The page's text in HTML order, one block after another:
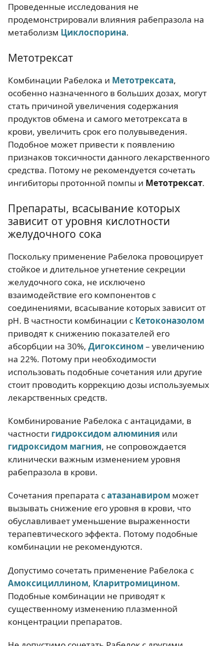
Проведенные исследования не
продемонстрировали влияния рабепразола на
метаболизм Циклоспорина.
Метотрексат
Комбинации Рабелока и Метотрексата,
особенно назначенного в больших дозах, могут
стать причиной увеличения содержания
продуктов обмена и самого метотрексата в
крови, увеличить срок его полувыведения.
Подобное может привести к появлению
признаков токсичности данного лекарственного
средства. Потому не рекомендуется сочетать
ингибиторы протонной помпы и Метотрексат.
Препараты, всасывание которых
зависит от уровня кислотности
желудочного сока
Поскольку применение Рабелока провоцирует
стойкое и длительное угнетение секреции
желудочного сока, не исключено
взаимодействие его компонентов с
соединениями, всасывание которых зависит от
рН. В частности комбинации с Кетоконазолом
приводят к снижению показателей его
абсорбции на 30%, Дигоксином – увеличению
на 22%. Потому при необходимости
использовать подобные сочетания или другие
стоит проводить коррекцию дозы используемых
лекарственных средств.
Комбинирование Рабелока с антацидами, в
частности гидроксидом алюминия или
гидроксидом магния, не сопровождается
клинически важным изменением уровня
рабепразола в крови.
Сочетания препарата сатазанавиром может
вызывать снижение его уровня в крови, что
обуславливает уменьшение выраженности
терапевтического эффекта. Потому подобные
комбинации не рекомендуются.
Допустимо сочетать применение Рабелока с
Амоксициллином, Кларитромицином.
Подобные комбинации не приводят к
существенному изменению плазменной
концентрации препаратов.